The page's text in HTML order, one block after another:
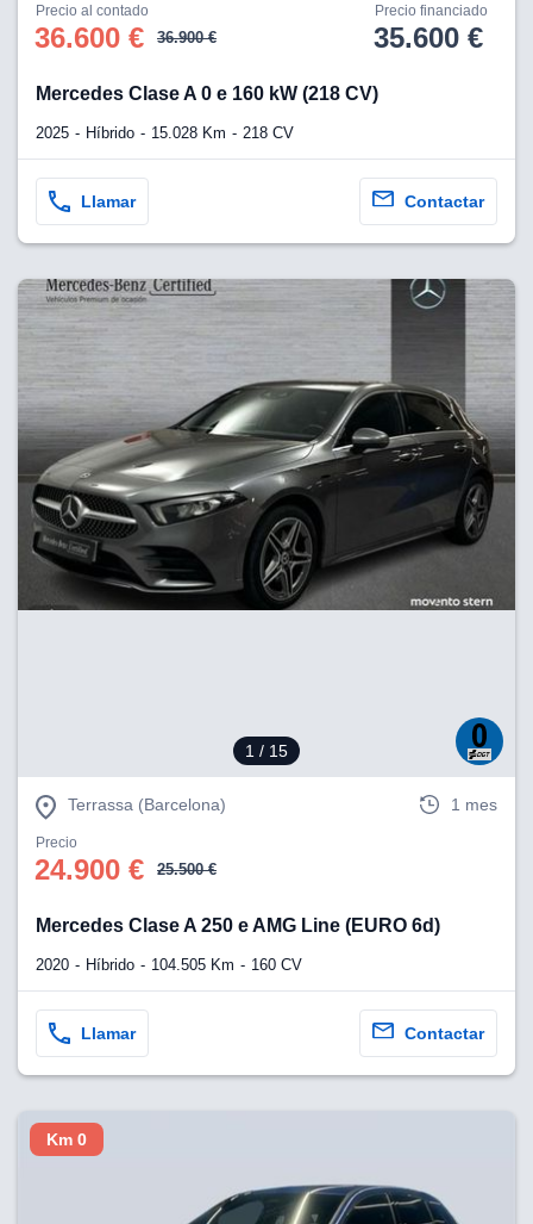
Precio al contado
36.600 € 36.900 €
Precio financiado
35.600 €
Mercedes Clase A 0 e 160 kW (218 CV)
2025 Híbrido 15.028 Km 218 CV
Llamar Contactar
1 / 15
Terrassa (Barcelona) 1 mes
Precio
24.900 € 25.500 €
Mercedes Clase A 250 e AMG Line (EURO 6d)
2020 Híbrido 104.505 Km 160 CV
Llamar Contactar
Km 0